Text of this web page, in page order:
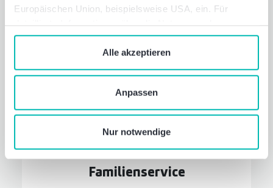
Europäischen Union, beispielsweise USA, ein. Für
Verwaltung von Cookies klicken Sie auf „Details“. Mit
dem Klick auf „Cookies verbieten“ lehnen Sie die
Verwendung von zustimmungspflichtigen Cookies ab. Sie
, wenn Sie unsere Webseite
nutzen.
Alle akzeptieren
Anpassen
Nur notwendige
Familien­service